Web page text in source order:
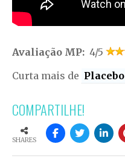
Avaliação MP: 4/5
Curta mais de Placebo
COMPARTILHE!
SHARES